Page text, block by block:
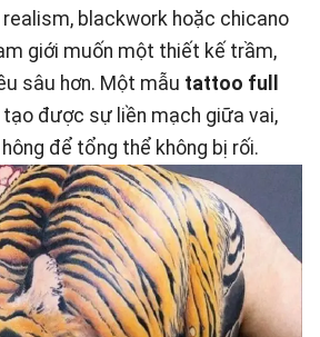
blackwork hoặc chicano
giới muốn một thiết kế trầm,
sâu hơn. Một mẫu tattoo full
được sự liền mạch giữa vai,
để tổng thể không bị rối.